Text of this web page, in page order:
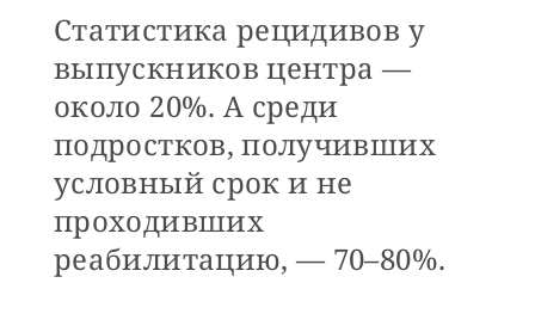
Статистика рецидивов у
выпускников центра —
около 20%. А среди
подростков, получивших
условный срок и не
проходивших
реабилитацию, — 70–80%.